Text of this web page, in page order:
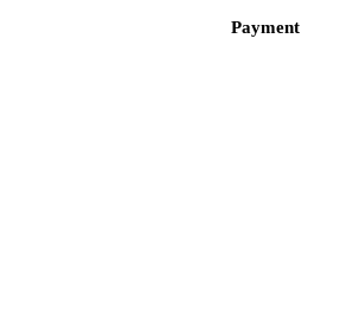
Payment